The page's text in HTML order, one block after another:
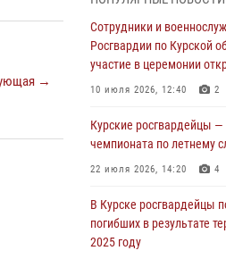
→
Курские росгвардейцы
знакомить
особенностями службы
05 августа 2026, 12:45
Росгвардейцы в Курске
ЧОП в детских
05 августа 2026, 09:51
При содействии
Курске пресечена
партии наркотиков
Сотрудники и
Росгвардии по Курской
участие в церемонии
10 июля 2026, 12:40 2
Курские росгвардейцы
чемпионата по летнему
22 июля 2026, 14:20 4
В Курске росгвардейцы
погибших в результате
2025 году